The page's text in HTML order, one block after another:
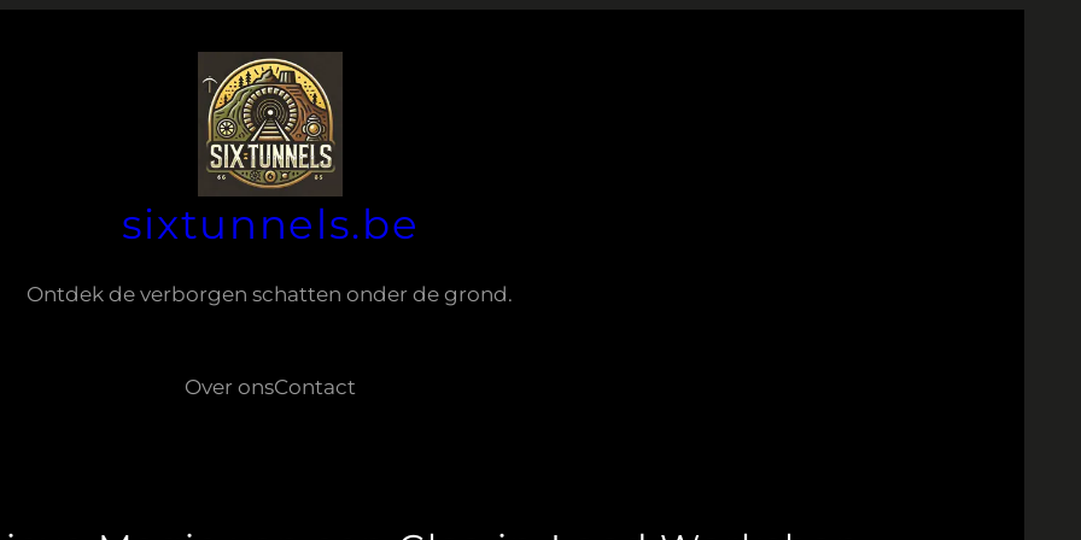
sixtunnels.be
Ontdek de verborgen schatten onder de grond.
Over onsContact